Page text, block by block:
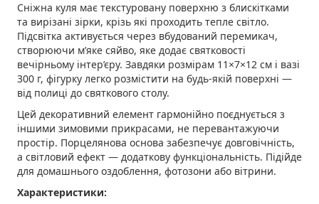
Сніжна куля має текстуровану поверхню з блискітками
та вирізані зірки, крізь які проходить тепле світло.
Підсвітка активується через вбудований перемикач,
створюючи м’яке сяйво, яке додає святковості
вечірньому інтер’єру. Завдяки розмірам 11×7×12 см і вазі
300 г, фігурку легко розмістити на будь-якій поверхні —
від полиці до святкового столу.
Цей декоративний елемент гармонійно поєднується з
іншими зимовими прикрасами, не перевантажуючи
простір. Порцелянова основа забезпечує довговічність,
а світловий ефект — додаткову функціональність. Підійде
для домашнього оздоблення, фотозони або вітрини.
Характеристики: